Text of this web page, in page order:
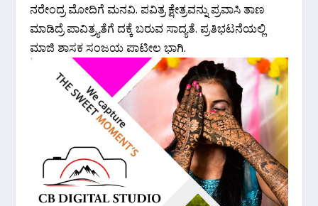
ನರೇಂದ್ರ ಮೋದಿಗೆ ಮನವಿ. ಪವಿತ್ರ ಕ್ಷೇತ್ರವನ್ನು ಪ್ರವಾಸಿ ತಾಣ
ಮಾಡಿದ್ರೆ ಪಾವಿತ್ರ್ಯತೆಗೆ ದಕ್ಕೆ ಬರುವ ಸಾದ್ಯತೆ. ಪ್ರತಿಭಟನೆಯಲ್ಲಿ
ಮಾಜಿ ಶಾಸಕ ಸಂಜಯ ಪಾಟೀಲ ಭಾಗಿ.